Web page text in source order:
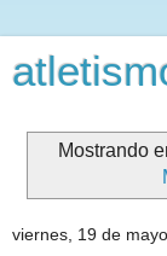
Mostrando
viernes, 19 de